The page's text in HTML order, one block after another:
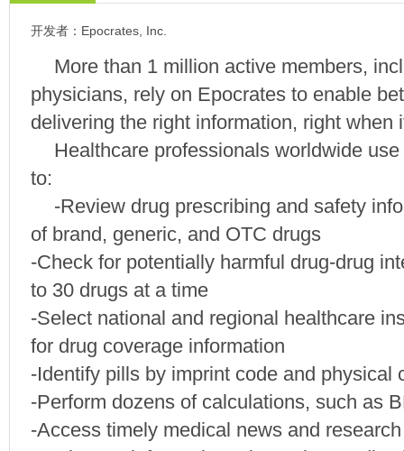
开发者：Epocrates, Inc.
More than 1 million active members,
physicians, rely on Epocrates to enable
delivering the right information, right when
Healthcare professionals worldwide
to:
-Review drug prescribing and safety
of brand, generic, and OTC drugs
-Check for potentially harmful drug-drug
to 30 drugs at a time
-Select national and regional healthcare
for drug coverage information
-Identify pills by imprint code and physical
-Perform dozens of calculations, such as
-Access timely medical news and